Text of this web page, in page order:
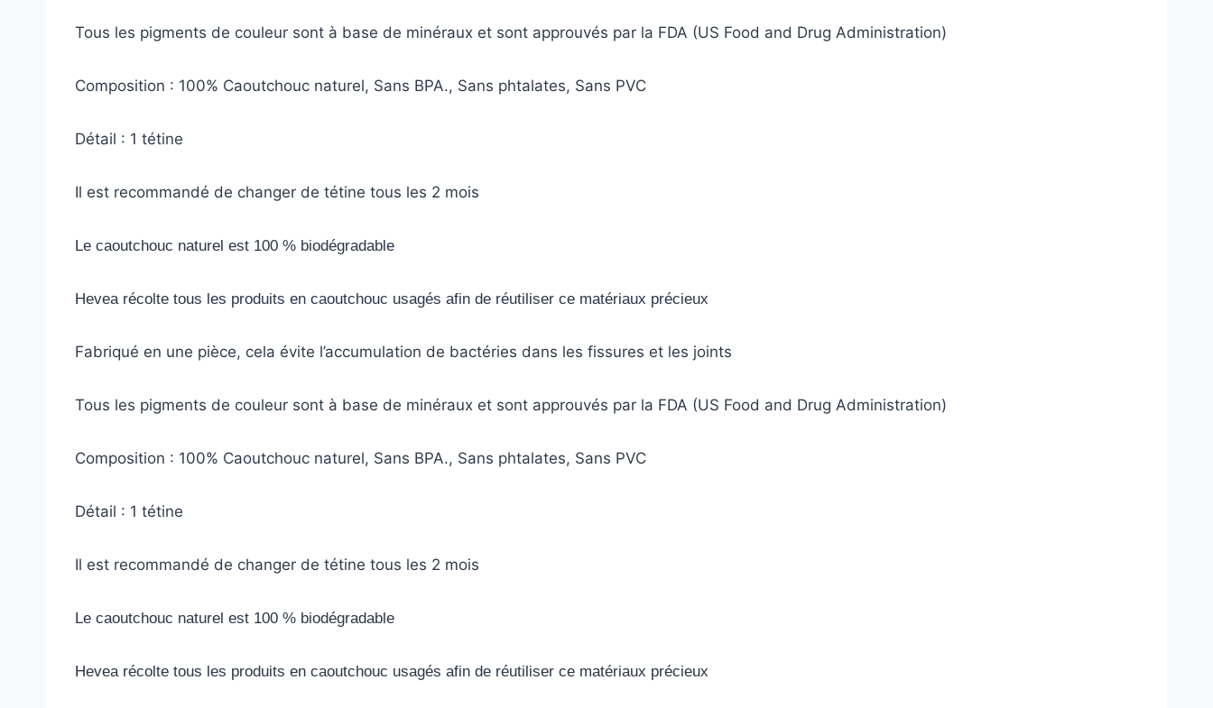
Tous les pigments de couleur sont à base de minéraux et sont approuvés par la FDA (US Food and Drug Administration)
Composition : 100% Caoutchouc naturel, Sans BPA., Sans phtalates, Sans PVC
Détail : 1 tétine
Il est recommandé de changer de tétine tous les 2 mois
Le caoutchouc naturel est 100 % biodégradable
Hevea récolte tous les produits en caoutchouc usagés afin de réutiliser ce matériaux précieux
Fabriqué en une pièce, cela évite l’accumulation de bactéries dans les fissures et les joints
Tous les pigments de couleur sont à base de minéraux et sont approuvés par la FDA (US Food and Drug Administration)
Composition : 100% Caoutchouc naturel, Sans BPA., Sans phtalates, Sans PVC
Détail : 1 tétine
Il est recommandé de changer de tétine tous les 2 mois
Le caoutchouc naturel est 100 % biodégradable
Hevea récolte tous les produits en caoutchouc usagés afin de réutiliser ce matériaux précieux